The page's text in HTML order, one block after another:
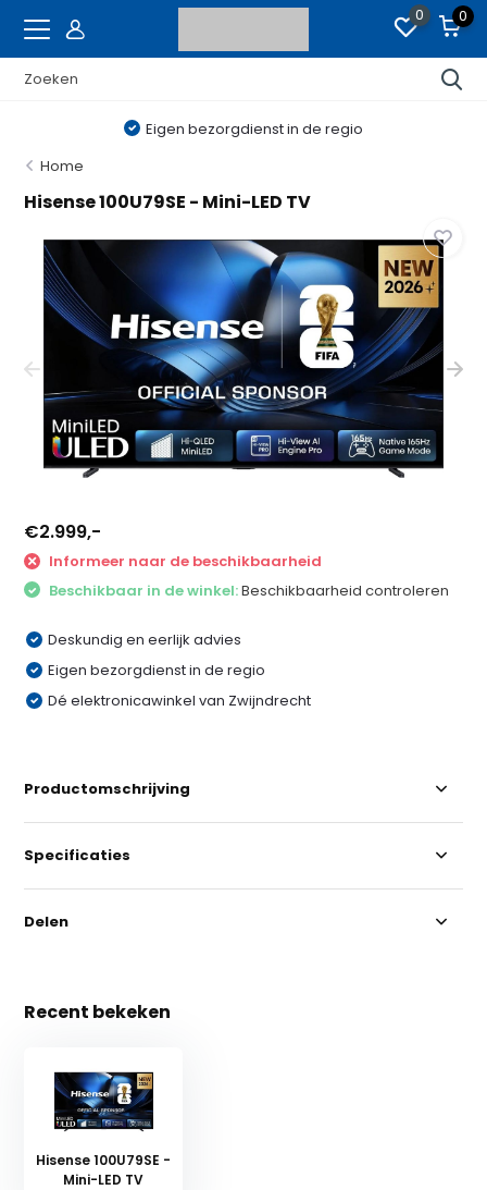
0 0
Eigen bezorgdienst in de regio
Home
Hisense 100U79SE - Mini-LED TV
€2.999,-
Informeer naar de beschikbaarheid
Beschikbaar in de winkel:Beschikbaarheid controleren
Deskundig en eerlijk advies
Eigen bezorgdienst in de regio
Dé elektronicawinkel van Zwijndrecht
Productomschrijving
Specificaties
Delen
Recent bekeken
Hisense 100U79SE -
Mini-LED TV